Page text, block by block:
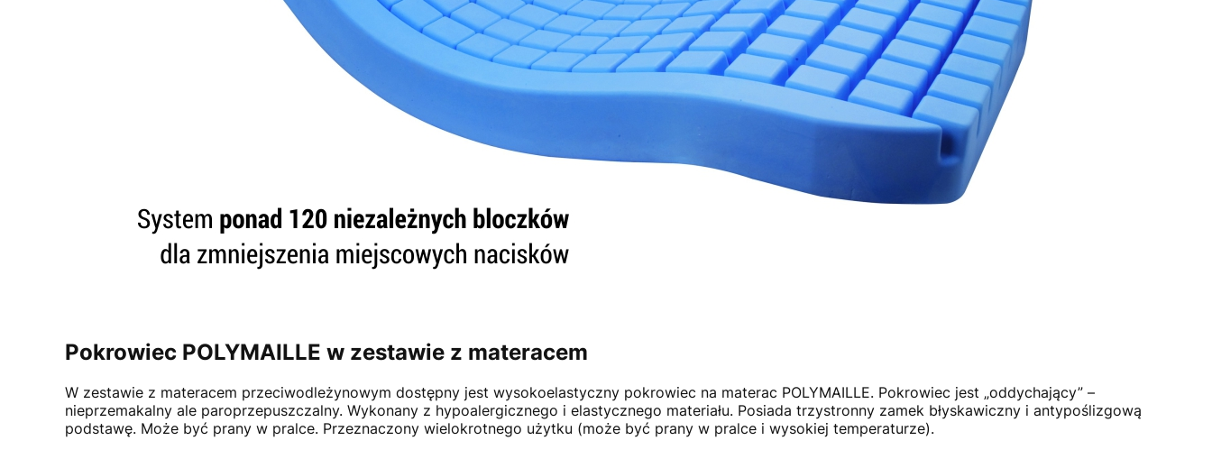
Pokrowiec POLYMAILLE w zestawie z materacem
W zestawie z materacem przeciwodleżynowym dostępny jest wysokoelastyczny pokrowiec na materac POLYMAILLE. Pokrowiec jest „oddychający” –
nieprzemakalny ale paroprzepuszczalny. Wykonany z hypoalergicznego i elastycznego materiału. Posiada trzystronny zamek błyskawiczny i antypoślizgową
podstawę. Może być prany w pralce. Przeznaczony wielokrotnego użytku (może być prany w pralce i wysokiej temperaturze).